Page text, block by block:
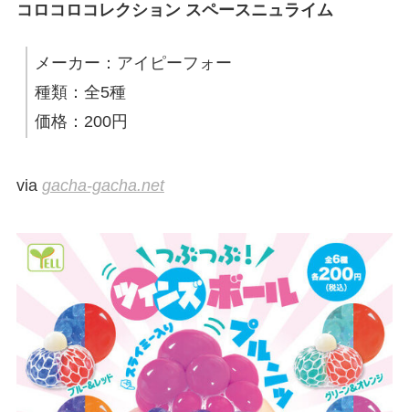
コロコロコレクション スペースニュライム
メーカー：アイピーフォー
種類：全5種
価格：200円
via gacha-gacha.net